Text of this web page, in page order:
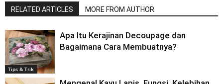
RELATED ARTICLES MORE FROM AUTHOR
Tips & Trik
Apa Itu Kerajinan Decoupage dan
Bagaimana Cara Membuatnya?